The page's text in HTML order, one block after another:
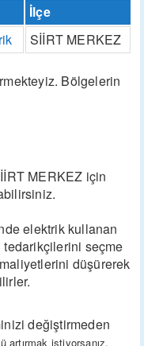
İlçe
SİİRT MERKEZ
Bölgelerin
MERKEZ için
elektrik kullanan
seçme
düşürerek
değiştirmeden
artırmak istiyorsanız,